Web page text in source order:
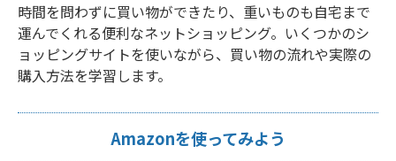
時間を問わずに買い物ができたり、重いものも自宅まで
運んでくれる便利なネットショッピング。いくつかのシ
ョッピングサイトを使いながら、買い物の流れや実際の
購入方法を学習します。
Amazonを使ってみよう